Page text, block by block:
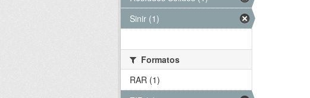
Sinir (1)
Formatos
RAR (1)